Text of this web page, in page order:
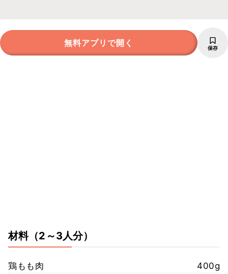
無料アプリで開く 保存
材料（2～3人分）
鶏もも肉
400g